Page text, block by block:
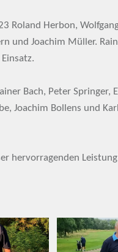
Roland Herbon,
und Joachim Müller.
Bach, Peter
Joachim Bollens und
hervorragenden